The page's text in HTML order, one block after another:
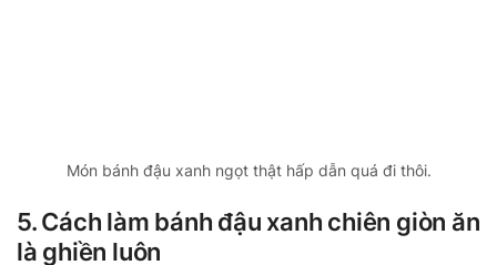
Món bánh đậu xanh ngọt thật hấp dẫn quá đi thôi.
5. Cách làm bánh đậu xanh chiên giòn ăn
là ghiền luôn